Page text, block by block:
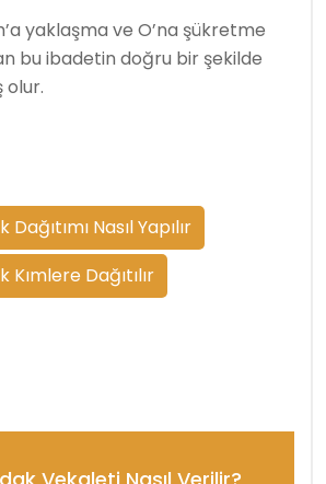
yaklaşma ve O’na şükretme
bu ibadetin doğru bir şekilde
olur.
Nasıl Yapılır
Kımlere Dağıtılır